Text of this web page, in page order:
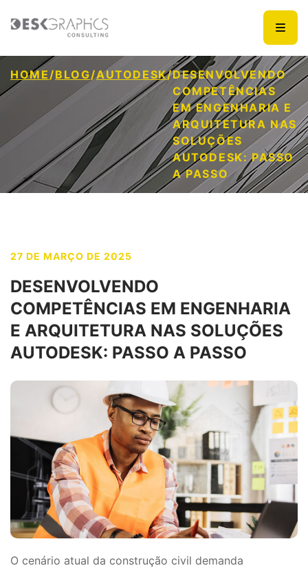
HOME/BLOG/AUTODESK/DESENVOLVENDO
COMPETÊNCIAS
EM ENGENHARIA E
ARQUITETURA NAS
SOLUÇÕES
AUTODESK: PASSO
A PASSO
27 DE MARÇO DE 2025
DESENVOLVENDO
COMPETÊNCIAS EM ENGENHARIA
E ARQUITETURA NAS SOLUÇÕES
AUTODESK: PASSO A PASSO
O cenário atual da construção civil demanda